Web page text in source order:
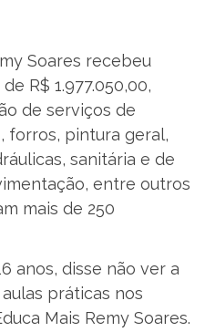
Soares recebeu
R$ 1.977.050,00,
de serviços de
forros, pintura geral,
sanitária e de
entre outros
mais de 250
anos, disse não ver a
práticas nos
Mais Remy Soares.